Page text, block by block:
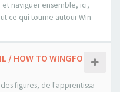
et naviguer ensemble, ici,
ce qui tourne autour Win
/ HOW TO WINGFO
figures, de l'apprentissa